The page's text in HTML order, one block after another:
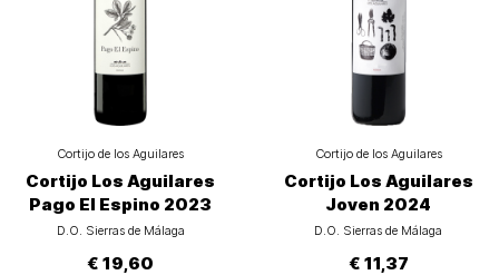
Cortijo de los Aguilares
Cortijo Los Aguilares
Pago El Espino 2023
D.O. Sierras de Málaga
€ 19,60
Cortijo de los Aguilares
Cortijo Los Aguilares
Joven 2024
D.O. Sierras de Málaga
€ 11,37